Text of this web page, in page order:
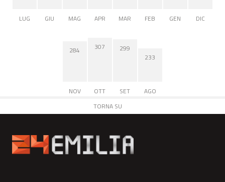
LUG GIU MAG APR MAR FEB GEN DIC
284
NOV
307
OTT
299
SET
233
AGO
TORNA SU